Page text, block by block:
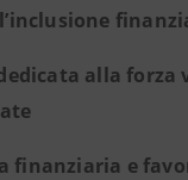
alla forza
finanziaria e